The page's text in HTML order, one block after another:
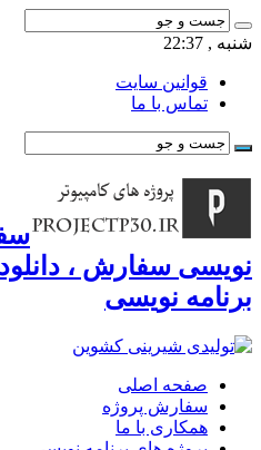
شنبه , 22:37
قوانین سایت
تماس با ما
نویسی سفارش ،
برنامه نویسی
صفحه اصلی
سفارش پروژه
همکاری با ما